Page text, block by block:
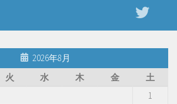
2026年8月
火 水 木 金
土
1